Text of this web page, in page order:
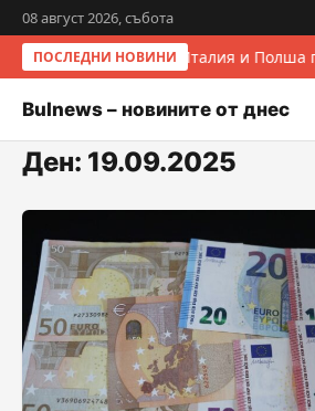
08 август 2026, събота
ПОСЛЕДНИ НОВИНИ Италия и Полша
Bulnews – новините от днес
Ден: 19.09.2025